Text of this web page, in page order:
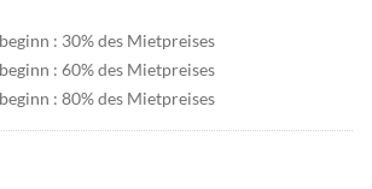
: 30% des Mietpreises
: 60% des Mietpreises
: 80% des Mietpreises